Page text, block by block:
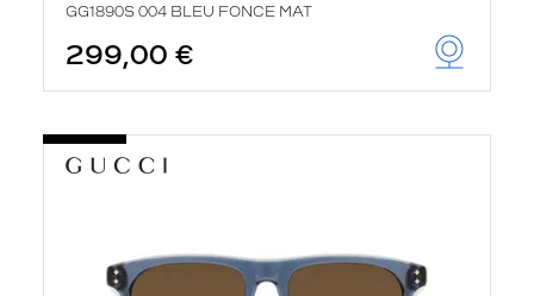
GG1890S 004 BLEU FONCE MAT
299,00 €